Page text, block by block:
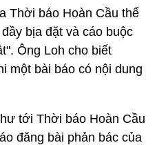
Thời báo Hoàn Cầu thể
bịa đặt và cáo buộc
Ông Loh cho biết
một bài báo có nội dung
tới Thời báo Hoàn Cầu
đăng bài phản bác của